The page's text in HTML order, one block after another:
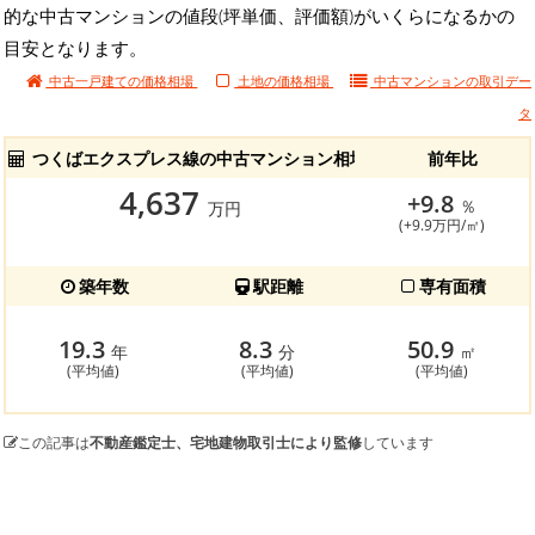
的な中古マンションの値段(坪単価、評価額)がいくらになるかの
目安となります。
中古一戸建ての価格相場 土地の価格相場 中古マンションの取引デー
タ
つくばエクスプレス線の中古マンション相場 前年比
4,637 万円 +9.8 ％
(+9.9万円/㎡)
築年数 駅距離 専有面積
19.3 年
(平均値)
8.3分
(平均値)
50.9 ㎡
(平均値)
この記事は不動産鑑定士、宅地建物取引士により監修しています